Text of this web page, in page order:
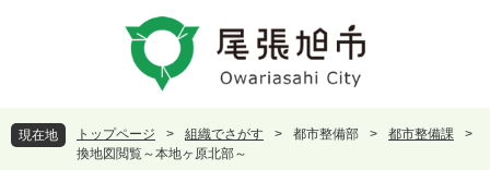
頭
で
飛
ば
現在地 トップページ > 組織でさがす > 都市整備部 > 都市整備課
>
換地図閲覧～本地ヶ原北部～